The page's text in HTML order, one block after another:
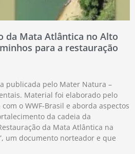
da Mata Atlântica no Alto
para a restauração
publicada pelo Mater Natura –
Material foi elaborado pelo
o WWF-Brasil e aborda aspectos
da cadeia da
da Mata Atlântica na
um documento norteador e que